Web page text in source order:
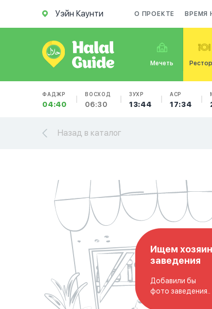
Уэйн Каунти О ПРОЕКТЕ ВРЕМЯ
Мечеть
ФАДЖР
04:40
ВОСХОД
06:30
ЗУХР
13:44
АСР
17:34
Назад в каталог
Ищем
заведения
Добавили бы
фото заведения..